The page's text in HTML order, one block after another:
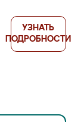
УЗНАТЬ
ПОДРОБНОСТИ